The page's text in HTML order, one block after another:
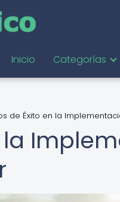
Inicio Categorías
de Éxito en la
la